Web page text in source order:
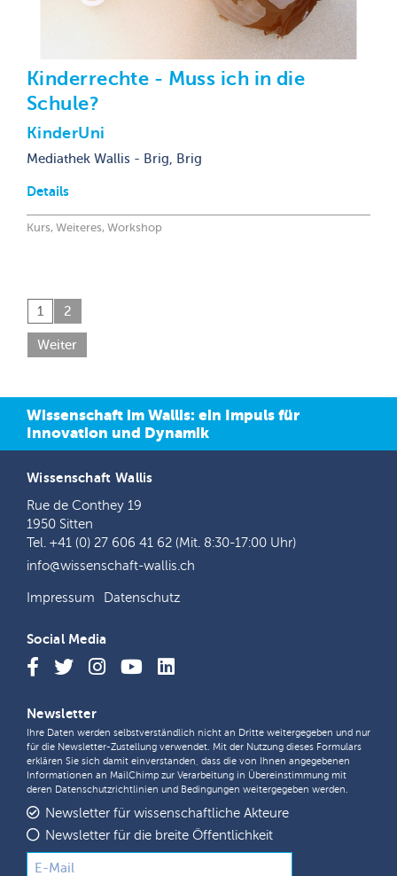
Kinderrechte - Muss ich in die
Schule?
KinderUni
Mediathek Wallis - Brig, Brig
Details
Kurs, Weiteres, Workshop
1 2
Weiter
Wissenschaft im Wallis: ein Impuls für
Innovation und Dynamik
Wissenschaft Wallis
Rue de Conthey 19
1950 Sitten
Tel. +41 (0) 27 606 41 62 (Mit. 8:30-17:00 Uhr)
info@wissenschaft-wallis.ch
Impressum Datenschutz
Social Media
Newsletter
Ihre Daten werden selbstverständlich nicht an Dritte weitergegeben und nur
für die Newsletter-Zustellung verwendet. Mit der Nutzung dieses Formulars
erklären Sie sich damit einverstanden, dass die von Ihnen angegebenen
Informationen an MailChimp zur Verarbeitung in Übereinstimmung mit
deren Datenschutzrichtlinien und Bedingungen weitergegeben werden.
Newsletter für wissenschaftliche Akteure
Newsletter für die breite Öffentlichkeit